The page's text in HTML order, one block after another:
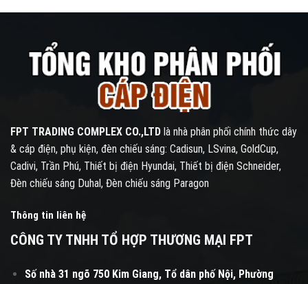
FPT TRADING COMPLEX CO.,LTD là nhà phân phối chính thức dây
& cáp điện, phụ kiện, đèn chiếu sáng: Cadisun, LSvina, GoldCup,
Cadivi, Trần Phú, Thiết bị điện Hyundai, Thiết bị điện Schneider,
Đèn chiếu sáng Duhal, Đèn chiếu sáng Paragon
Thông tin liên hệ
CÔNG TY TNHH TỔ HỢP THƯƠNG MẠI FPT
Số nhà 31 ngõ 750 Kim Giang, Tổ dân phố Nội, Phường